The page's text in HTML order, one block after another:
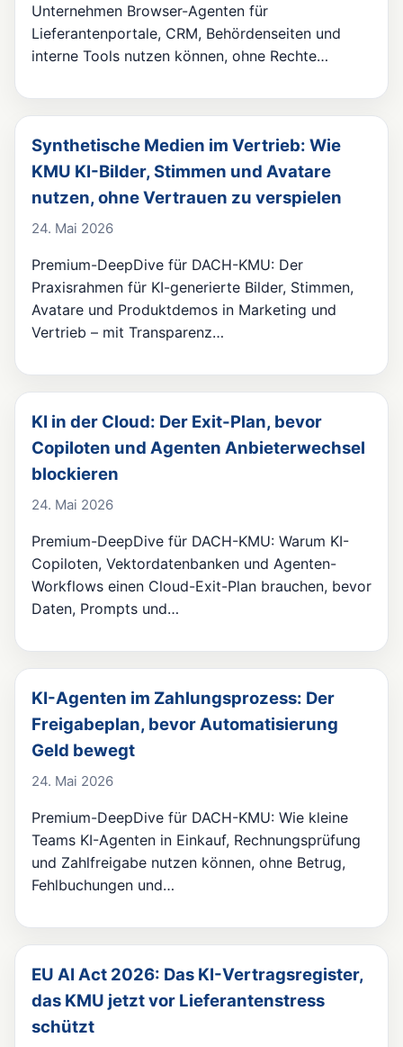
Unternehmen Browser-Agenten für
Lieferantenportale, CRM, Behördenseiten und
interne Tools nutzen können, ohne Rechte…
Synthetische Medien im Vertrieb: Wie
KMU KI-Bilder, Stimmen und Avatare
nutzen, ohne Vertrauen zu verspielen
24. Mai 2026
Premium-DeepDive für DACH-KMU: Der
Praxisrahmen für KI-generierte Bilder, Stimmen,
Avatare und Produktdemos in Marketing und
Vertrieb – mit Transparenz…
KI in der Cloud: Der Exit-Plan, bevor
Copiloten und Agenten Anbieterwechsel
blockieren
24. Mai 2026
Premium-DeepDive für DACH-KMU: Warum KI-
Copiloten, Vektordatenbanken und Agenten-
Workflows einen Cloud-Exit-Plan brauchen, bevor
Daten, Prompts und…
KI-Agenten im Zahlungsprozess: Der
Freigabeplan, bevor Automatisierung
Geld bewegt
24. Mai 2026
Premium-DeepDive für DACH-KMU: Wie kleine
Teams KI-Agenten in Einkauf, Rechnungsprüfung
und Zahlfreigabe nutzen können, ohne Betrug,
Fehlbuchungen und…
EU AI Act 2026: Das KI-Vertragsregister,
das KMU jetzt vor Lieferantenstress
schützt